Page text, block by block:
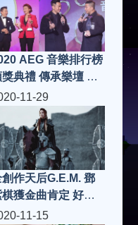
AEG 音樂排行榜
典禮 傳承樂壇 嘉
手音樂人
11-29
作天后G.E.M. 鄧
獲金曲肯定 好歌
一波 氣勢磅礡新單
11-15